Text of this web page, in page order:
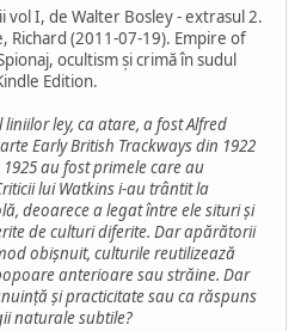
vol I, de Walter Bosley - extrasul 2.
Richard (2011-07-19). Empire of
ocultism și crimă în sudul
Edition.
ley, ca atare, a fost Alfred
Early British Trackways din 1922
au fost primele care au
lui Watkins i-au trântit la
deoarece a legat între ele situri și
de culturi diferite. Dar apărătorii
obișnuit, culturile reutilizează
anterioare sau străine. Dar
și practicitate sau ca răspuns
naturale subtile?